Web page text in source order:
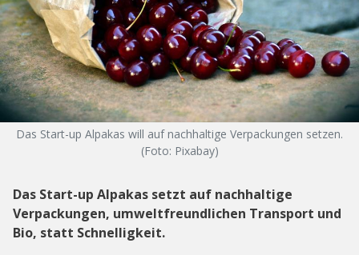
Das Start-up Alpakas will auf nachhaltige Verpackungen setzen.
(Foto: Pixabay)
Das Start-up Alpakas setzt auf nachhaltige
Verpackungen, umweltfreundlichen Transport und
Bio, statt Schnelligkeit.